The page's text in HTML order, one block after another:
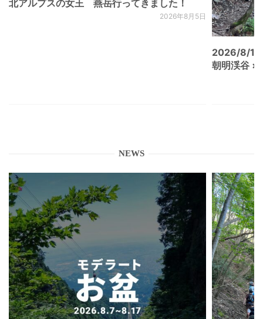
北アルプスの女王 燕岳行ってきました！
2026年8月5日
2026/8/
朝明渓谷 ×
NEWS